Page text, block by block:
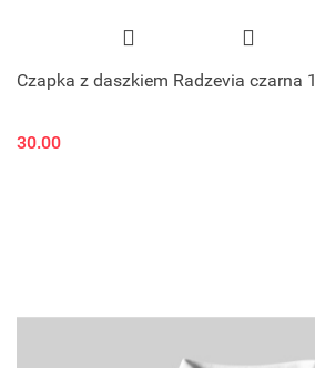
Czapka z daszkiem Radzevia czarna 1
30.00